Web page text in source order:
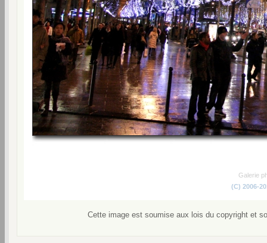
Galerie
(C) 2006-
Cette image est soumise aux lois du copyright et